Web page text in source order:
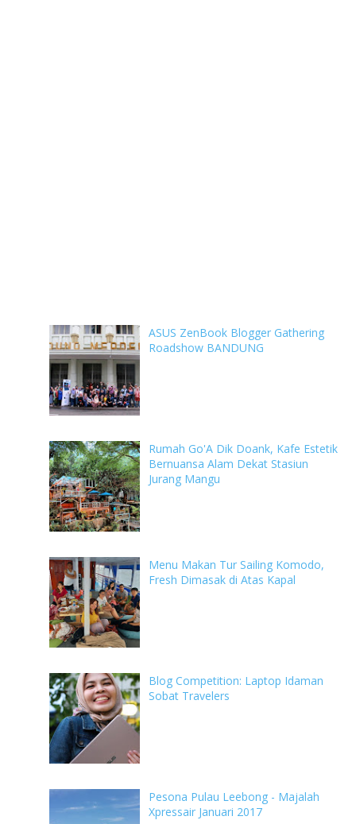
ASUS ZenBook Blogger Gathering
Roadshow BANDUNG
Rumah Go'A Dik Doank, Kafe Estetik
Bernuansa Alam Dekat Stasiun
Jurang Mangu
Menu Makan Tur Sailing Komodo,
Fresh Dimasak di Atas Kapal
Blog Competition: Laptop Idaman
Sobat Travelers
Pesona Pulau Leebong - Majalah
Xpressair Januari 2017